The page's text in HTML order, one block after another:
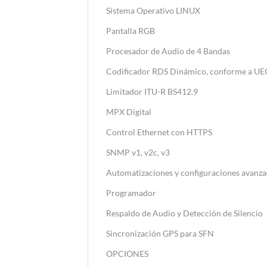
Sistema Operativo LINUX
Pantalla RGB
Procesador de Audio de 4 Bandas
Codificador RDS Dinámico, conforme a
Limitador ITU-R BS412.9
MPX Digital
Control Ethernet con HTTPS
SNMP v1, v2c, v3
Automatizaciones y configuraciones
Programador
Respaldo de Audio y Detección de Silencio
Sincronización GPS para SFN
OPCIONES